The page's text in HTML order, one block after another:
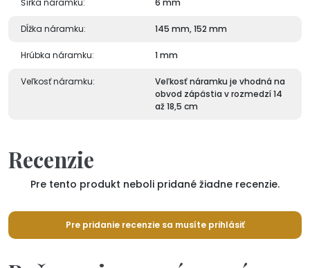
Dĺžka náramku: 145 mm, 152 mm
Hrúbka náramku: 1 mm
Veľkosť náramku:
Veľkosť náramku je vhodná na
obvod zápästia v rozmedzí 14
až 18,5 cm
Recenzie
Pre tento produkt neboli pridané žiadne recenzie.
Pre pridanie recenzie sa musíte prihlásiť